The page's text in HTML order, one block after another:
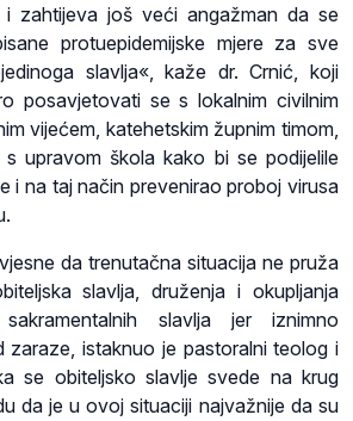
i zahtijeva još veći angažman da se
protuepidemijske mjere za sve
slavlja«, kaže dr. Crnić, koji
posavjetovati se s lokalnim civilnim
vijećem, katehetskim župnim timom,
upravom škola kako bi se podijelile
i na taj način prevenirao proboj virusa
da trenutačna situacija ne pruža
slavlja, druženja i okupljanja
slavlja jer iznimno
zaraze, istaknuo je pastoralni teolog i
se obiteljsko slavlje svede na krug
da je u ovoj situaciji najvažnije da su